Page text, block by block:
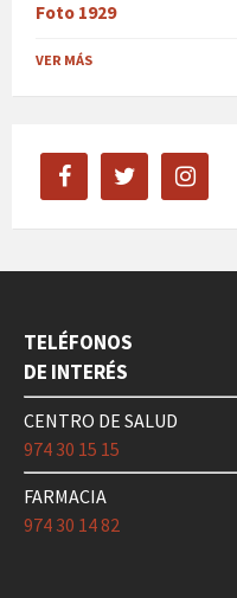
Foto 1929
VER MÁS
facebook twitter instagram
TELÉFONOS
DE INTERÉS
CENTRO DE SALUD
974 30 15 15
FARMACIA
974 30 14 82